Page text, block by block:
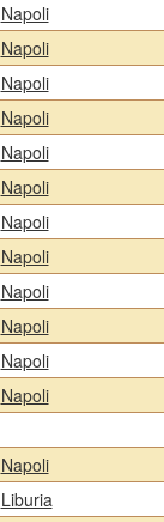
Napoli
Napoli
Napoli
Napoli
Napoli
Napoli
Napoli
Napoli
Napoli
Napoli
Napoli
Napoli
Napoli
Liburia